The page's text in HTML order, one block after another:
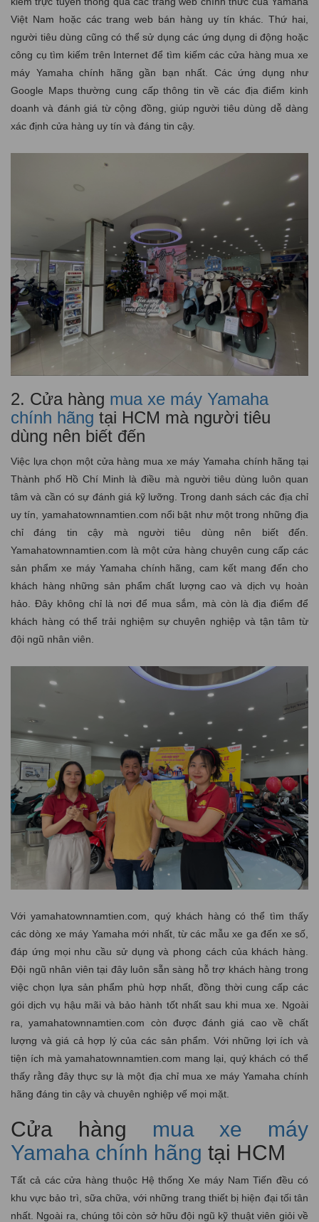
Việt Nam hoặc các trang web bán hàng uy tín khác. Thứ hai,
người tiêu dùng cũng có thể sử dụng các ứng dụng di động hoặc
công cụ tìm kiếm trên Internet để tìm kiếm các cửa hàng mua xe
máy Yamaha chính hãng gần bạn nhất. Các ứng dụng như
Google Maps thường cung cấp thông tin về các địa điểm kinh
doanh và đánh giá từ cộng đồng, giúp người tiêu dùng dễ dàng
xác định cửa hàng uy tín và đáng tin cậy.
2. Cửa hàng mua xe máy Yamaha
chính hãng tại HCM mà người tiêu
dùng nên biết đến
Việc lựa chọn một cửa hàng mua xe máy Yamaha chính hãng tại
Thành phố Hồ Chí Minh là điều mà người tiêu dùng luôn quan
tâm và cần có sự đánh giá kỹ lưỡng. Trong danh sách các địa chỉ
uy tín, yamahatownnamtien.com nổi bật như một trong những địa
chỉ đáng tin cậy mà người tiêu dùng nên biết đến.
Yamahatownnamtien.com là một cửa hàng chuyên cung cấp các
sản phẩm xe máy Yamaha chính hãng, cam kết mang đến cho
khách hàng những sản phẩm chất lượng cao và dịch vụ hoàn
hảo. Đây không chỉ là nơi để mua sắm, mà còn là địa điểm để
khách hàng có thể trải nghiệm sự chuyên nghiệp và tận tâm từ
đội ngũ nhân viên.
Với yamahatownnamtien.com, quý khách hàng có thể tìm thấy
các dòng xe máy Yamaha mới nhất, từ các mẫu xe ga đến xe số,
đáp ứng mọi nhu cầu sử dụng và phong cách của khách hàng.
Đội ngũ nhân viên tại đây luôn sẵn sàng hỗ trợ khách hàng trong
việc chọn lựa sản phẩm phù hợp nhất, đồng thời cung cấp các
gói dịch vụ hậu mãi và bảo hành tốt nhất sau khi mua xe. Ngoài
ra, yamahatownnamtien.com còn được đánh giá cao về chất
lượng và giá cả hợp lý của các sản phẩm. Với những lợi ích và
tiện ích mà yamahatownnamtien.com mang lại, quý khách có thể
thấy rằng đây thực sự là một địa chỉ mua xe máy Yamaha chính
hãng đáng tin cậy và chuyên nghiệp vế mọi mặt.
Cửa hàng mua xe máy
Yamaha chính hãng tại HCM
Tất cả các cửa hàng thuộc Hệ thống Xe máy Nam Tiến đều có
khu vực bảo trì, sữa chữa, với những trang thiết bị hiện đại tối tân
nhất. Ngoài ra, chúng tôi còn sở hữu đội ngũ kỹ thuật viên giỏi về